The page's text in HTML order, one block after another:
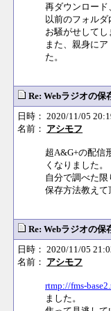
再ダウンロード
以前のフォルダ
お騒がせしてし
また、親身に
た。
Re: Webラジオの保
日時： 2020/11/05
名前： アシモフ
超A&G+の配信
くなりました。
自分で調べた限
保存方法教えて
Re: Webラジオの保
日時： 2020/11/05
名前： アシモフ
rtmp://fms-
ました。